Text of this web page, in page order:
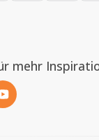
mehr